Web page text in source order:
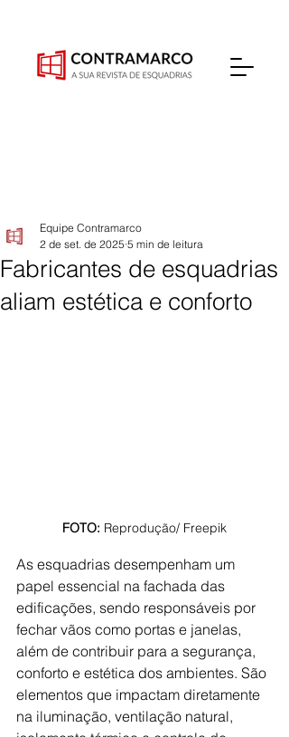
Fabricantes de esquadrias
aliam estética e conforto
Equipe Contramarco
2 de set. de 2025 5 min de leitura
FOTO: Reprodução/ Freepik
As esquadrias desempenham um
papel essencial na fachada das
edificações, sendo responsáveis por
fechar vãos como portas e janelas,
além de contribuir para a segurança,
conforto e estética dos ambientes. São
elementos que impactam diretamente
na iluminação, ventilação natural,